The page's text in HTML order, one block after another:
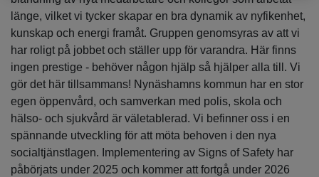
länge, vilket vi tycker skapar en bra dynamik av nyfikenhet,
kunskap och energi framåt. Gruppen genomsyras av att vi
har roligt på jobbet och ställer upp för varandra. Här finns
ingen prestige - behöver någon hjälp så hjälper alla till. Vi
gör det här tillsammans! Nynäshamns kommun har en stor
egen öppenvård, och samverkan med polis, skola och
hälso- och sjukvård är väletablerad. Vi befinner oss i en
spännande utveckling för att möta behoven i den nya
socialtjänstlagen. Implementering av Signs of Safety har
påbörjats under 2025 och kommer att fortgå under 2026